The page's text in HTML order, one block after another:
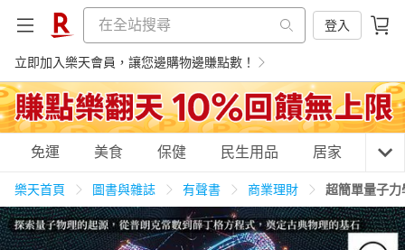
登入
立即加入樂天會員，讓您邊購物邊賺點數！
購物網分類
天天免運 美食蛋糕 養生保健 民生用品
免運 美食 保健 民生用品 居家 3C
樂天首頁 圖書與雜誌 有聲書 商業理財 超簡單量子